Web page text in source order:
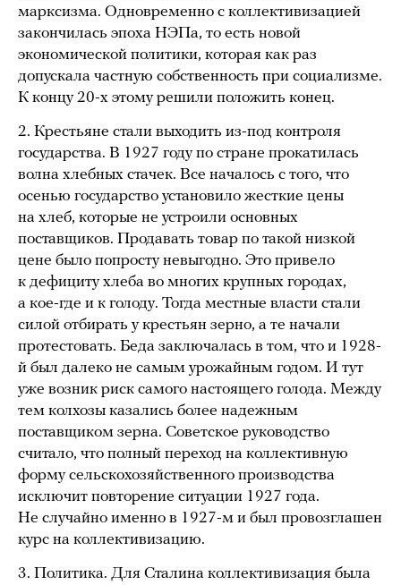
марксизма. Одновременно с коллективизацией
закончилась эпоха НЭПа, то есть новой
экономической политики, которая как раз
допускала частную собственность при социализме.
К концу 20-х этому решили положить конец.
2. Крестьяне стали выходить из-под контроля
государства. В 1927 году по стране прокатилась
волна хлебных стачек. Все началось с того, что
осенью государство установило жесткие цены
на хлеб, которые не устроили основных
поставщиков. Продавать товар по такой низкой
цене было попросту невыгодно. Это привело
к дефициту хлеба во многих крупных городах,
а кое-где и к голоду. Тогда местные власти стали
силой отбирать у крестьян зерно, а те начали
протестовать. Беда заключалась в том, что и 1928-
й был далеко не самым урожайным годом. И тут
уже возник риск самого настоящего голода. Между
тем колхозы казались более надежным
поставщиком зерна. Советское руководство
считало, что полный переход на коллективную
форму сельскохозяйственного производства
исключит повторение ситуации 1927 года.
Не случайно именно в 1927-м и был провозглашен
курс на коллективизацию.
3. Политика. Для Сталина коллективизация была